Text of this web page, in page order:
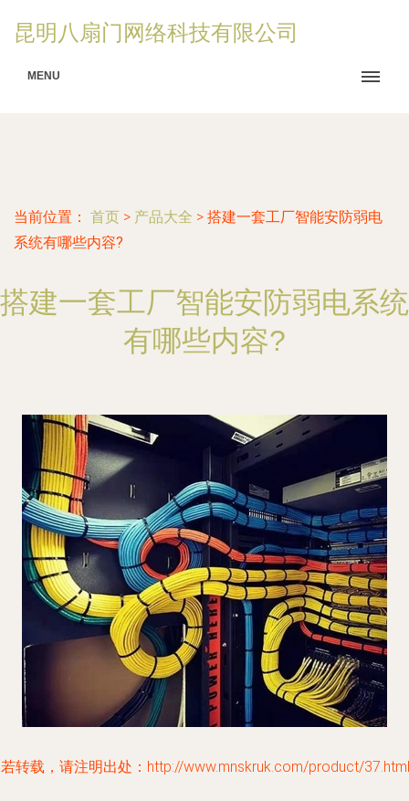
昆明八扇门网络科技有限公司
MENU
当前位置： 首页 > 产品大全 > 搭建一套工厂智能安防弱电
系统有哪些内容?
搭建一套工厂智能安防弱电系统
有哪些内容?
转载，请注明出处：http://www.mnskruk.com/product/37.html